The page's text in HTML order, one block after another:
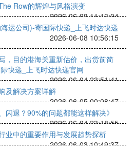
Row的辉煌与风格演变
2026-06-08 11:13:04
运公司)-寄国际快递_上飞时达快递
2026-06-08 10:56:15
，目的港海关重新估价，出货前简
快递_上飞时达快递官网
2026-06-04 23:51:41
及解决方案详解
2026-06-05 00:08:47
闪退？90%的问题都能这样解决》
2026-06-04 23:18:55
业中的重要作用与发展趋势探析
2026-06-03 10:49:37